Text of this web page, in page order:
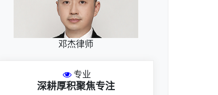
邓杰律师
专业
深耕厚积聚焦专注